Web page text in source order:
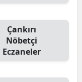
Çankırı
Nöbetçi
Eczaneler